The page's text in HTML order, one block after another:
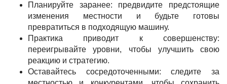
Планируйте заранее: предвидите предстоящие
изменения местности и будьте готовы
превратиться в подходящую машину.
Практика приводит к совершенству:
переигрывайте уровни, чтобы улучшить свою
реакцию и стратегию.
Оставайтесь сосредоточенными: следите за